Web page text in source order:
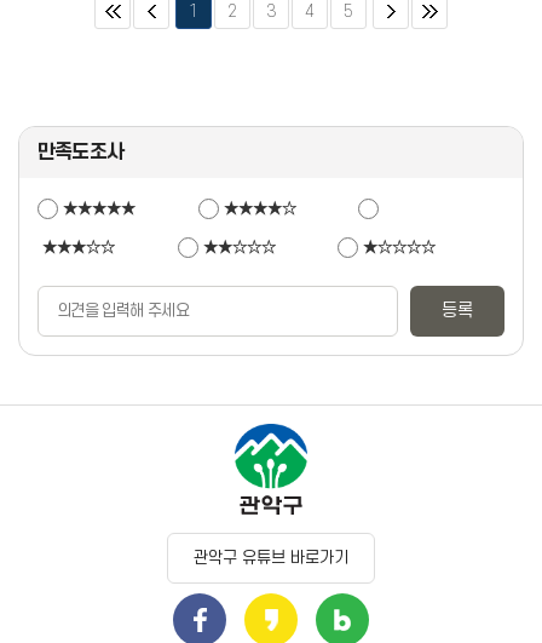
1 2 3 4 5
만족도조사
★★★★★ ★★★★☆
★★★☆☆ ★★☆☆☆ ★☆☆☆☆
관악구 유튜브 바로가기